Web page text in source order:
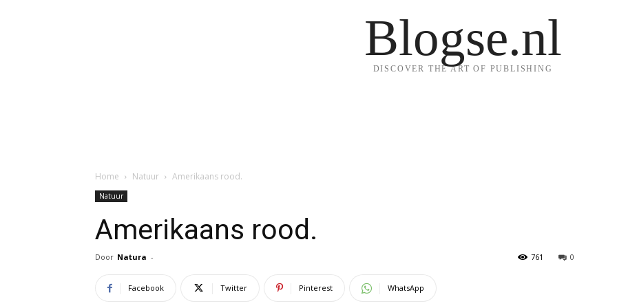
Blogse.nl
DISCOVER THE ART OF PUBLISHING
Home Natuur Amerikaans rood.
Natuur
Amerikaans rood.
Door Natura - 0
761
Facebook Twitter Pinterest WhatsApp